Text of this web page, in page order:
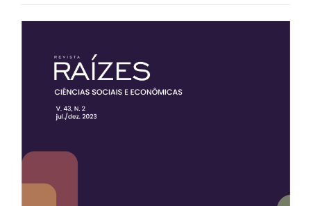
lateral
de